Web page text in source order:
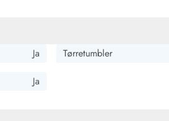
Ja Tørretumbler
Ja